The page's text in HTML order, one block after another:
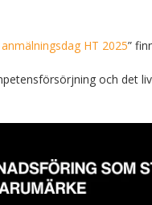
HT 2025”
och det